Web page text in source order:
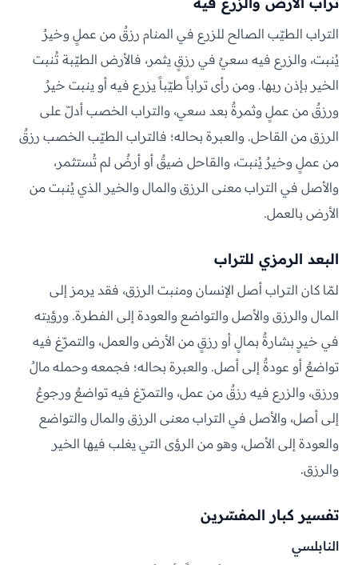
التراب الطيّب الصالح للزرع في المنام رزقٌ من عملٍ وخيرٌ
يُنبت، والزرع فيه سعيٌ في رزقٍ يثمر، فالأرض الطيّبة تُنبت
الخير بإذن ربها. ومن رأى تراباً طيّباً يزرع فيه أو ينبت خيرٌ
ورزقٌ من عملٍ وثمرةٌ بعد سعي، والتراب الخصب أدلّ على
الرزق من القاحل. والعبرة بحاله؛ فالتراب الطيّب الخصب رزقٌ
من عملٍ وخيرٌ يُنبت، والقاحل ضيقٌ أو أرضٌ لم تُستثمر،
والأصل في التراب معنى الرزق والمال والخير الذي يُنبت من
الأرض بالعمل.
البعد الرمزي للتراب
لمّا كان التراب أصل الإنسان ومنبت الرزق، فقد يرمز إلى
المال والرزق والأصل والتواضع والعودة إلى الفطرة. ورؤيته
في خيرٍ بشارةٌ بمالٍ أو رزقٍ من الأرض والعمل، والتمرّغ فيه
تواضعٌ أو عودةٌ إلى أصل. والعبرة بحاله؛ فجمعه وحمله مالٌ
ورزق، والزرع فيه رزقٌ من عمل، والتمرّغ فيه تواضعٌ ورجوعٌ
إلى أصل، والأصل في التراب معنى الرزق والمال والتواضع
والعودة إلى الأصل، وهو من الرؤى التي يغلب فيها الخير
والرزق.
تفسير كبار المفسّرين
النابلسي